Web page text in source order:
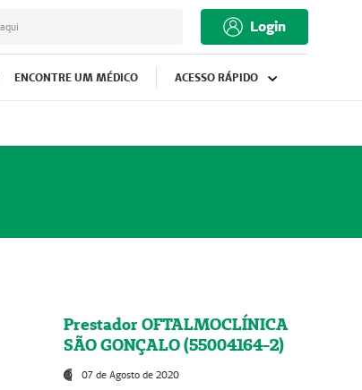
Login
ENCONTRE UM MÉDICO ACESSO RÁPIDO
Prestador OFTALMOCLÍNICA
SÃO GONÇALO (55004164-2)
07 de Agosto de 2020